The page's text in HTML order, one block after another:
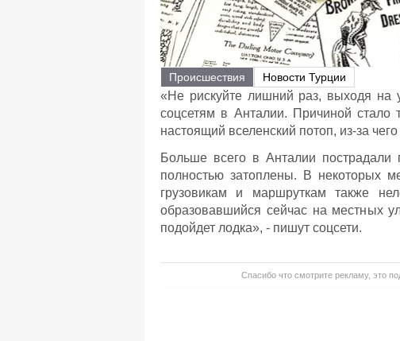
Происшествия Новости Турции
«Не рискуйте лишний раз, выходя
соцсетям в Анталии. Причиной стало
настоящий вселенский потоп, из-за
Больше всего в Анталии
полностью затоплены. В некоторых
грузовикам и маршруткам также
образовавшийся сейчас на местных
подойдет лодка», - пишут соцсети.
Спасибо что смотрите рекламу, это